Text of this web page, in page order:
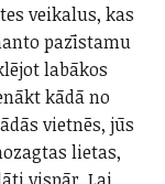
veikalus, kas
pazīstamu
labākos
kādā no
vietnēs, jūs
lietas,